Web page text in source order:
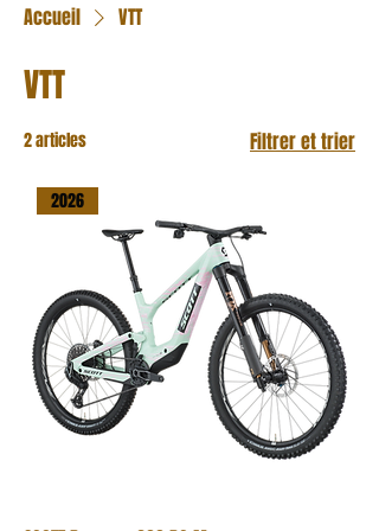
Accueil VTT
VTT
2 articles Filtrer et trier
2026